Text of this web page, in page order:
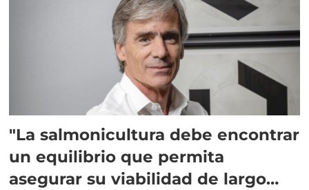
"La salmonicultura debe encontrar
un equilibrio que permita
asegurar su viabilidad de largo